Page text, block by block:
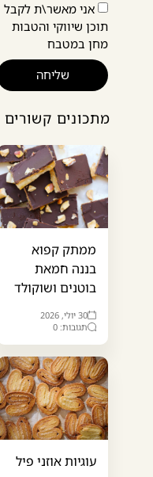
אני מאשר\ת לקבל
תוכן שיווקי והטבות
מחן במטבח
שליחה
מתכונים קשורים
ממתק קפוא
בננה חמאת
בוטנים ושוקולד
30 יולי, 2026
תגובות: 0
עוגיות אוזני פיל